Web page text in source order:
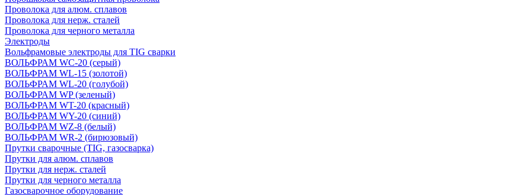
Проволока для алюм. сплавов
Проволока для нерж. сталей
Проволока для черного металла
Электроды
Вольфрамовые электроды для TIG сварки
ВОЛЬФРАМ WC-20 (серый)
ВОЛЬФРАМ WL-15 (золотой)
ВОЛЬФРАМ WL-20 (голубой)
ВОЛЬФРАМ WP (зеленый)
ВОЛЬФРАМ WT-20 (красный)
ВОЛЬФРАМ WY-20 (синий)
ВОЛЬФРАМ WZ-8 (белый)
ВОЛЬФРАМ WR-2 (бирюзовый)
Прутки сварочные (TIG, газосварка)
Прутки для алюм. сплавов
Прутки для нерж. сталей
Прутки для черного металла
Газосварочное оборудование